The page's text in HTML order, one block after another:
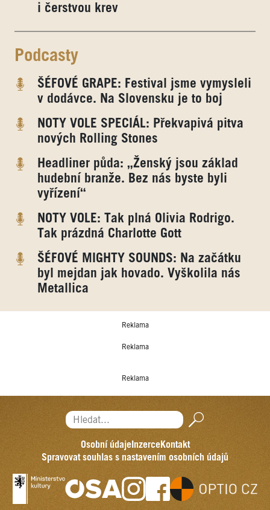
i čerstvou krev
Podcasty
ŠÉFOVÉ GRAPE: Festival jsme vymysleli
v dodávce. Na Slovensku je to boj
NOTY VOLE SPECIÁL: Překvapivá pitva
nových Rolling Stones
Headliner půda: „Ženský jsou základ
hudební branže. Bez nás byste byli
vyřízení“
NOTY VOLE: Tak plná Olivia Rodrigo.
Tak prázdná Charlotte Gott
ŠÉFOVÉ MIGHTY SOUNDS: Na začátku
byl mejdan jak hovado. Vyškolila nás
Metallica
Reklama
Reklama
Reklama
Hledat...
Osobní údajeInzerceKontakt
Spravovat souhlas s nastavením osobních údajů